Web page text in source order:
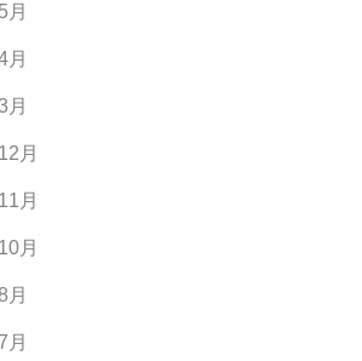
月
月
月
月
月
月
月
月